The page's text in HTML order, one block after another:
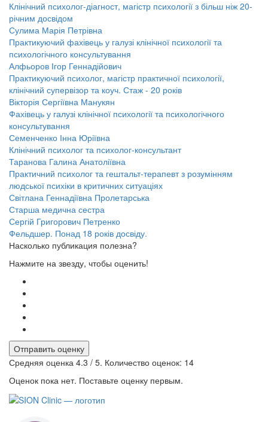
Клінічний психолог-діагност, магістр психології з більш ніж 20-
річним досвідом
Сулима Марія Петрівна
Практикуючий фахівець у галузі клінічної психології та
психологічного консультування
Алфьоров Ігор Геннадійович
Практикуючий психолог, магістр практичної психології,
клінічний супервізор та коуч. Стаж - 20 років
Вікторія Сергіївна Манукян
Фахівець у галузі клінічної психології та психологічного
консультування
Семенченко Інна Юріївна
Клінічний психолог та психолог-консультант
Таранова Галина Анатоліївна
Практичний психолог та гештальт-терапевт з розумінням
людської психіки в критичних ситуаціях
Світлана Геннадіївна Пролетарська
Старша медична сестра
Сергій Григорович Петренко
Фельдшер. Понад 18 років досвіду.
Насколько публикация полезна?
Нажмите на звезду, чтобы оценить!
Отправить оценку
Средняя оценка 4.3 / 5. Количество оценок: 14
Оценок пока нет. Поставьте оценку первым.